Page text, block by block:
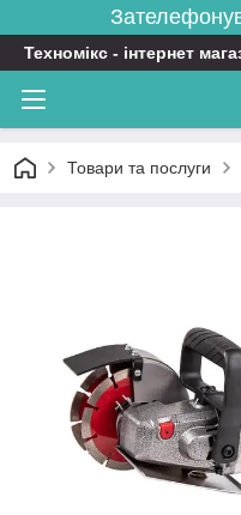
Техномікс - інтернет
Товари та послуги